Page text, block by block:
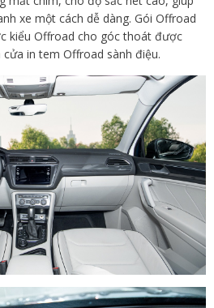
xe một cách dễ dàng. Gói Offroad
kiểu Offroad cho góc thoát được
in tem Offroad sành điệu.